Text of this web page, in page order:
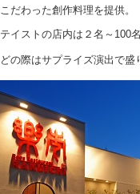
だわった創作料理を提供。
イストの店内は２名～100
の際はサプライズ演出で盛